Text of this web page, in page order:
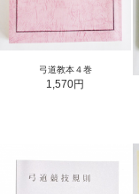
弓道教本４巻
1,570円